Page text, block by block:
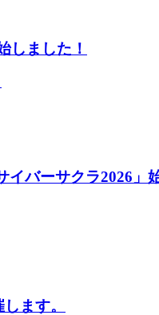
しました！
バーサクラ2026」
ます。